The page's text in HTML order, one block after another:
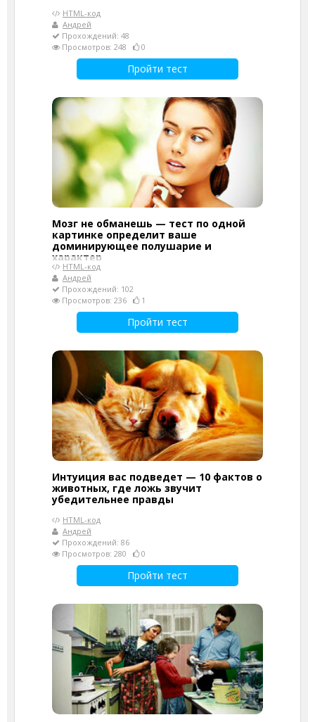
HTML-код
Андрей
Прохождений: 48
Просмотров: 248
0
Пройти тест
Мозг не обманешь — тест по одной
картинке определит ваше
доминирующее полушарие и
характер
HTML-код
Андрей
Прохождений: 102
Просмотров: 236
1
Пройти тест
Интуиция вас подведет — 10 фактов о
животных, где ложь звучит
убедительнее правды
HTML-код
Андрей
Прохождений: 86
Просмотров: 280
0
Пройти тест